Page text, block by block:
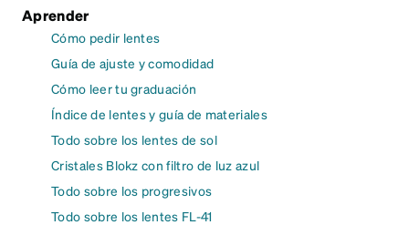
Aprender
Cómo pedir lentes
Guía de ajuste y comodidad
Cómo leer tu graduación
Índice de lentes y guía de materiales
Todo sobre los lentes de sol
Cristales Blokz con filtro de luz azul
Todo sobre los progresivos
Todo sobre los lentes FL-41